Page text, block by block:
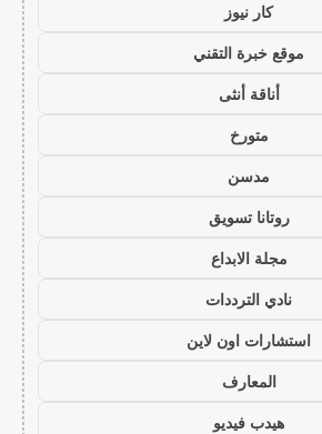
كار نيوز
موقع خبرة التقني
أناقة أنثى
متورخ
مدسن
روتانا تسويق
مجلة الابداع
نادي الترددات
استشارات اون لاين
المعارف
هيدب فيديو